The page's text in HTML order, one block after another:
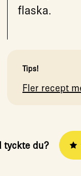
flaska.
Tips!
Fler recept
tyckte du?